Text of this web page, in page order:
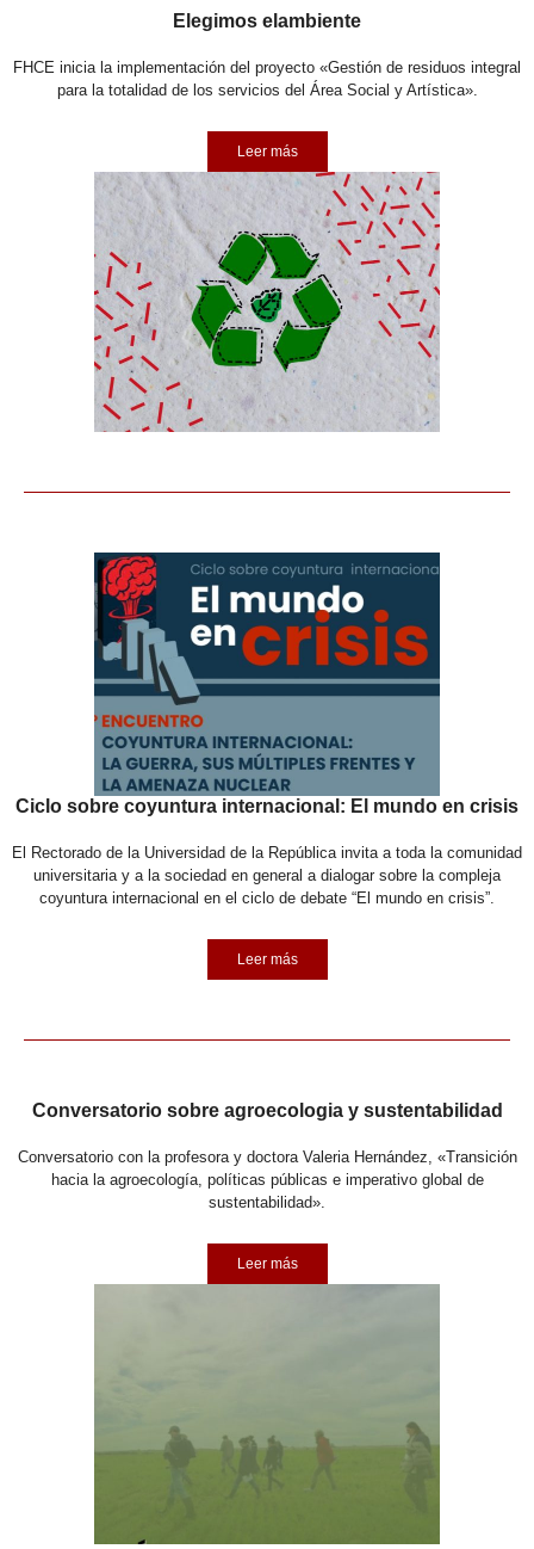
Elegimos elambiente
FHCE inicia la implementación del proyecto «Gestión de residuos integral
para la totalidad de los servicios del Área Social y Artística».
Leer más
Ciclo sobre coyuntura internacional: El mundo en crisis
El Rectorado de la Universidad de la República invita a toda la comunidad
universitaria y a la sociedad en general a dialogar sobre la compleja
coyuntura internacional en el ciclo de debate “El mundo en crisis”.
Leer más
Conversatorio sobre agroecologia y sustentabilidad
Conversatorio con la profesora y doctora Valeria Hernández, «Transición
hacia la agroecología, políticas públicas e imperativo global de
sustentabilidad».
Leer más